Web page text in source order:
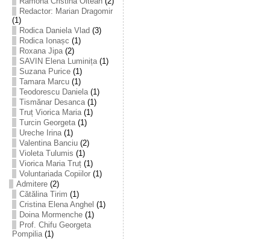
Redactor: Marian Dragomir
(1)
Rodica Daniela Vlad (3)
Rodica Ionașc (1)
Roxana Jipa(2)
SAVIN Elena Luminița(1)
Suzana Purice(1)
Tamara Marcu(1)
Teodorescu Daniela(1)
Tismănar Desanca(1)
Truț Viorica Maria(1)
Turcin Georgeta(1)
Ureche Irina(1)
Valentina Banciu(2)
Violeta Tulumis (1)
Viorica Maria Truț(1)
Voluntariada Copiilor(1)
Admitere(2)
Cătălina Tirim (1)
Cristina Elena Anghel (1)
Doina Mormenche(1)
Prof. Chifu Georgeta
Pompilia(1)